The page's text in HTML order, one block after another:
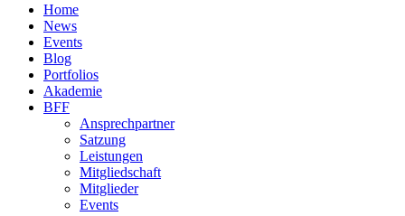
Home
News
Events
Blog
Portfolios
Akademie
BFF
Ansprechpartner
Satzung
Leistungen
Mitgliedschaft
Mitglieder
Events